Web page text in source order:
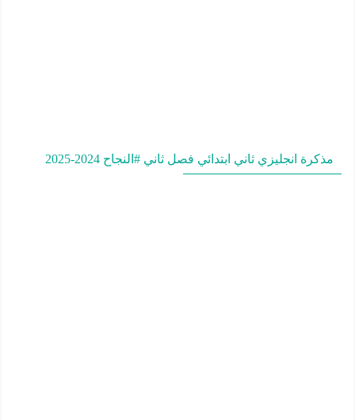
مذكرة انجليزي ثاني ابتدائي فصل ثاني #النجاح 2024-2025